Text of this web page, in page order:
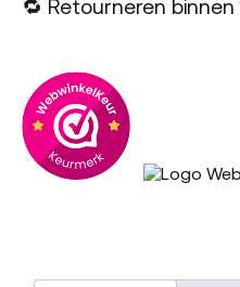
🔁 Retourneren